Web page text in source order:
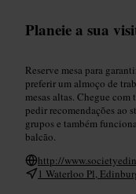
Planeie a sua
Reserve mesa para
preferir um almoço de
mesas altas. Chegue
pedir recomendações ao
grupos e também
balcão.
http://
1 Waterloo Pl,